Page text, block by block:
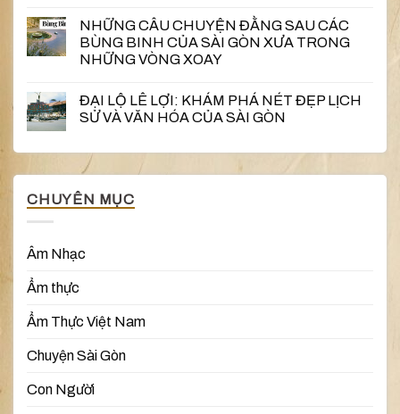
NHỮNG CÂU CHUYỆN ĐẰNG SAU CÁC
BÙNG BINH CỦA SÀI GÒN XƯA TRONG
NHỮNG VÒNG XOAY
ĐẠI LỘ LÊ LỢI: KHÁM PHÁ NÉT ĐẸP LỊCH
SỬ VÀ VĂN HÓA CỦA SÀI GÒN
CHUYÊN MỤC
Âm Nhạc
Ẩm thực
Ẩm Thực Việt Nam
Chuyện Sài Gòn
Con Người